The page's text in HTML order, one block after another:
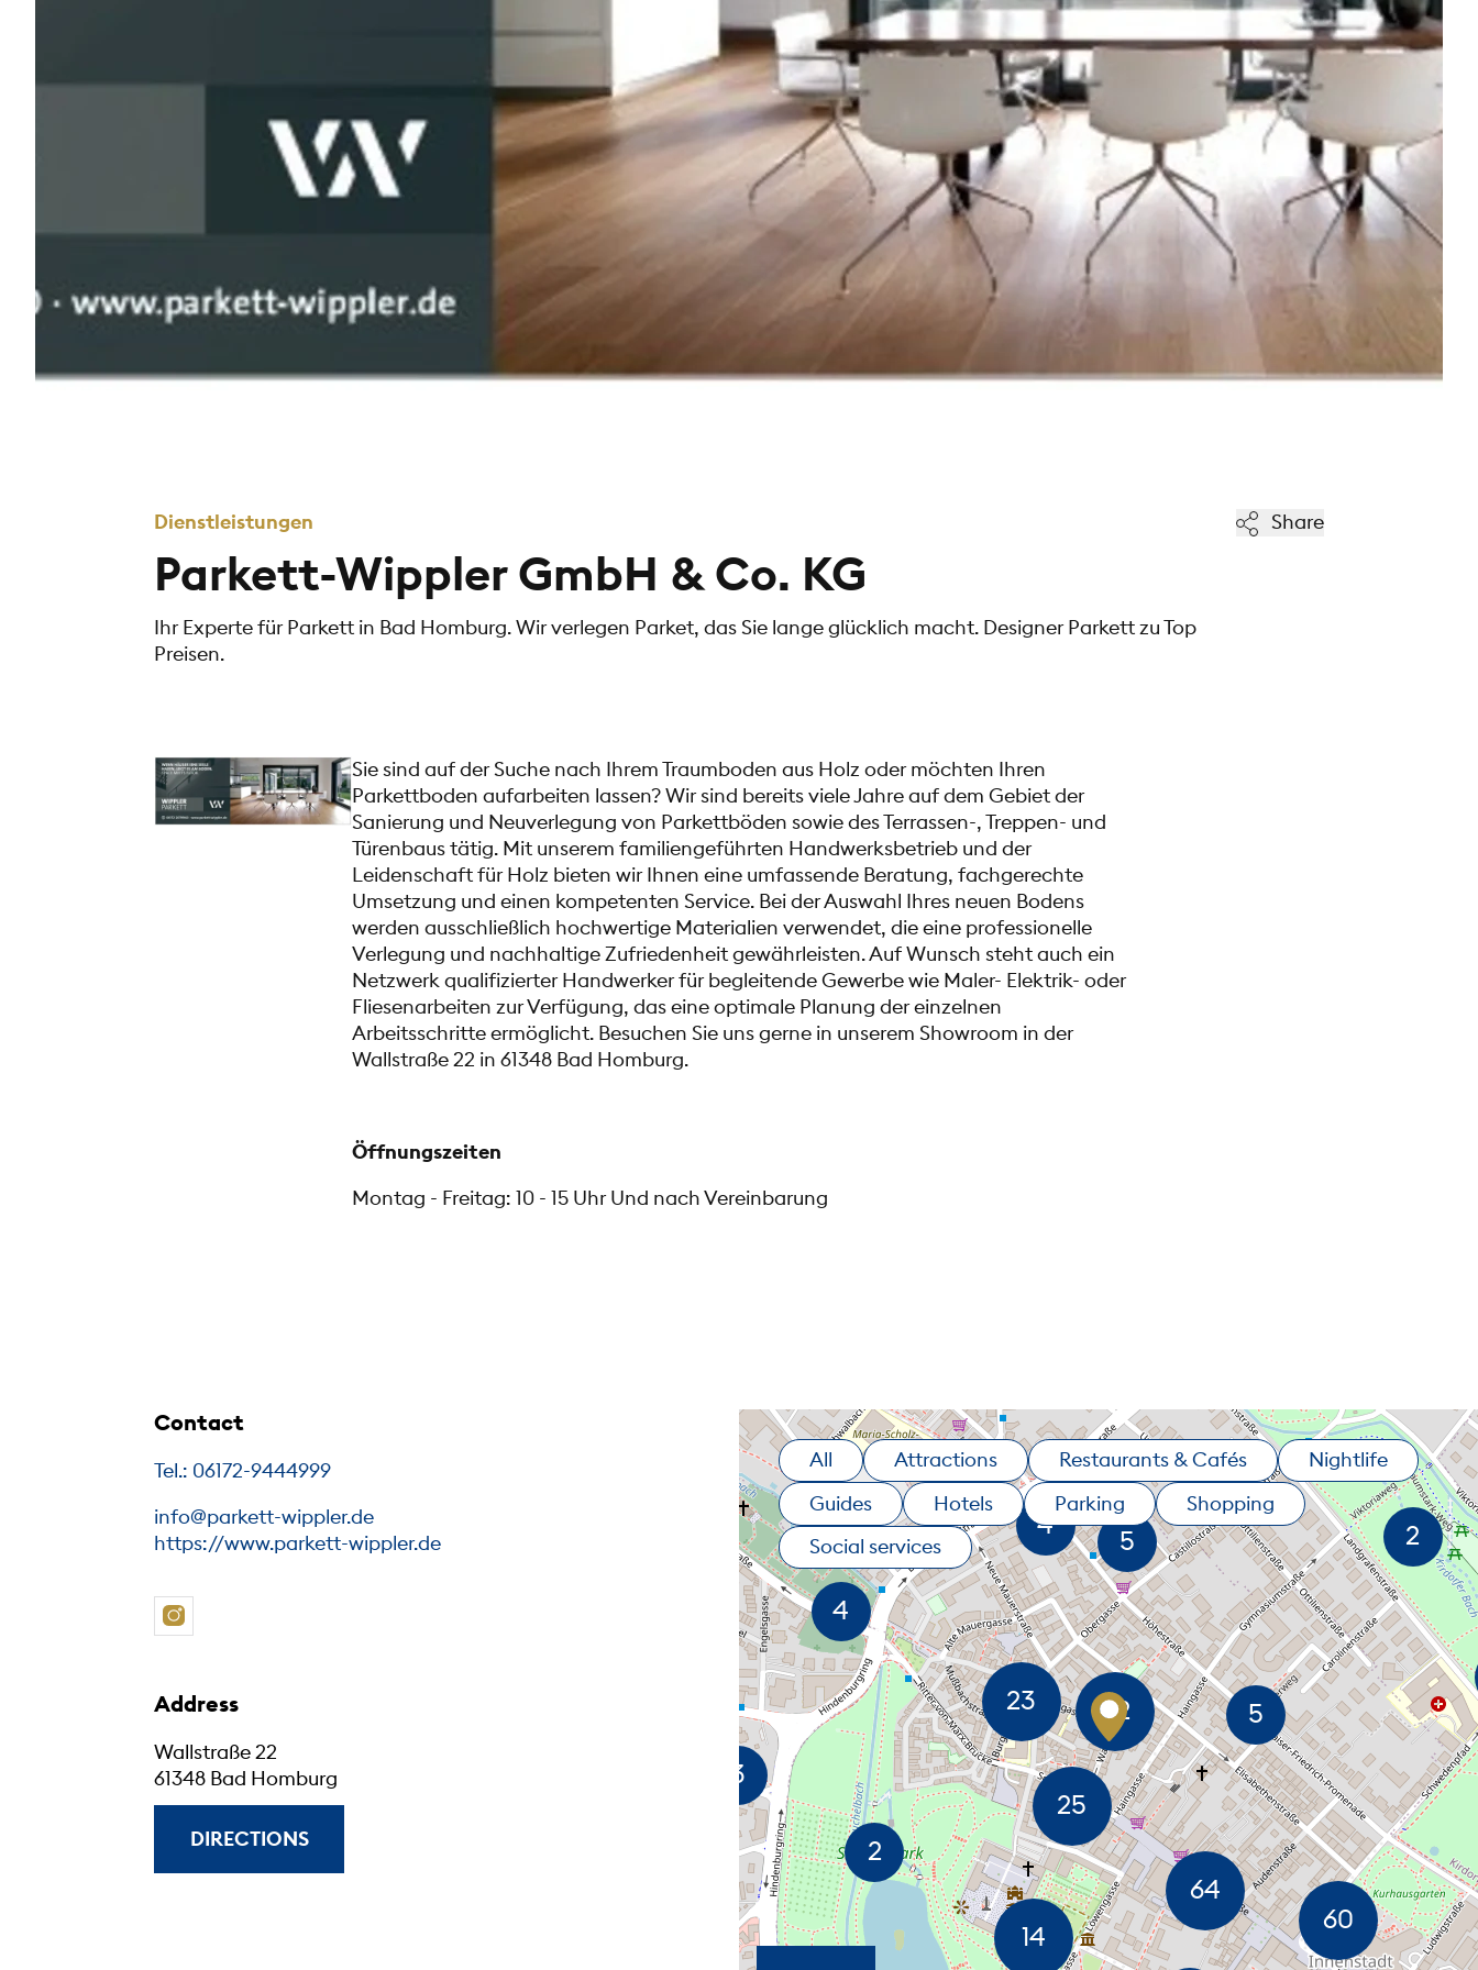
Dienstleistungen
Parkett-Wippler GmbH & Co. KG
Ihr Experte für Parkett in Bad Homburg. Wir verlegen Parket, das Sie lange glücklich macht. Designer Parkett zu Top
Preisen.
Share
Sie sind auf der Suche nach Ihrem Traumboden aus Holz oder möchten Ihren
Parkettboden aufarbeiten lassen? Wir sind bereits viele Jahre auf dem Gebiet der
Sanierung und Neuverlegung von Parkettböden sowie des Terrassen-, Treppen- und
Türenbaus tätig. Mit unserem familiengeführten Handwerksbetrieb und der
Leidenschaft für Holz bieten wir Ihnen eine umfassende Beratung, fachgerechte
Umsetzung und einen kompetenten Service. Bei der Auswahl Ihres neuen Bodens
werden ausschließlich hochwertige Materialien verwendet, die eine professionelle
Verlegung und nachhaltige Zufriedenheit gewährleisten. Auf Wunsch steht auch ein
Netzwerk qualifizierter Handwerker für begleitende Gewerbe wie Maler- Elektrik- oder
Fliesenarbeiten zur Verfügung, das eine optimale Planung der einzelnen
Arbeitsschritte ermöglicht. Besuchen Sie uns gerne in unserem Showroom in der
Wallstraße 22 in 61348 Bad Homburg.
Öffnungszeiten
Montag - Freitag: 10 - 15 Uhr Und nach Vereinbarung
Contact
Tel.: 06172-9444999
info@parkett-wippler.de
https://www.parkett-wippler.de
Address
Wallstraße 22
61348 Bad Homburg
DIRECTIONS
All Attractions Restaurants & Cafés
Nightlife
Guides
Hotels Parking
Shopping
Social services